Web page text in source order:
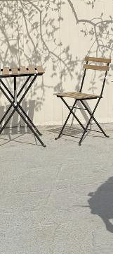
도착보장⚡
인플루언서 pick!
신상 5%
베스트
MADE
세트할인 ~30%
하객룩
살안타템